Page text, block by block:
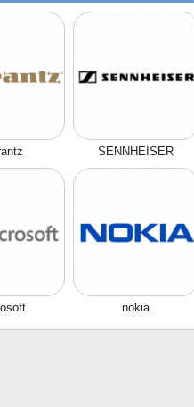
SENNHEISER
nokia